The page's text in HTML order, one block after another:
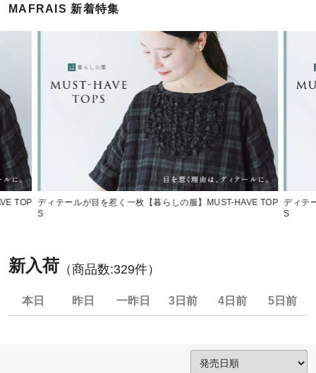
MAFRAIS 新着特集
TOP
ディテールが目を惹く一枚【暮らしの服】MUST-HAVE TOP
S
ディテ
S
新入荷 （商品数:329件）
本日 昨日 一昨日 3日前 4日前 5日前